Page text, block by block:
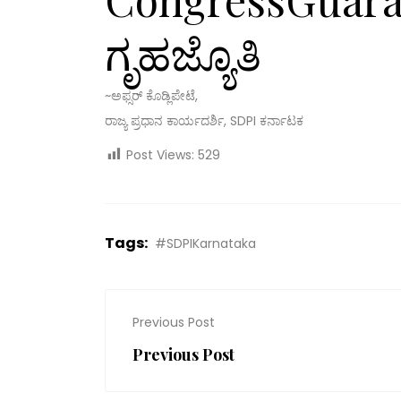
ಗೃಹಜ್ಯೊತಿ
~ಅಫ್ಸರ್ ಕೊಡ್ಲಿಪೇಟೆ,
ರಾಜ್ಯ ಪ್ರಧಾನ ಕಾರ್ಯದರ್ಶಿ, SDPI ಕರ್ನಾಟಕ
Post Views: 529
Tags: #SDPIKarnataka
Previous Post
Previous Post